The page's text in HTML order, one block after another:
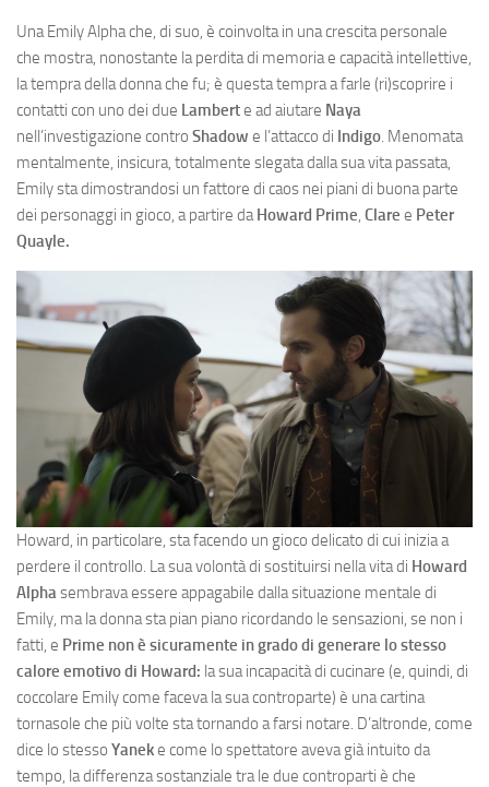
Una Emily Alpha che, di suo, è coinvolta in una crescita personale
che mostra, nonostante la perdita di memoria e capacità intellettive,
la tempra della donna che fu; è questa tempra a farle (ri)scoprire i
contatti con uno dei due Lamberte ad aiutare Naya
nell’investigazione contro Shadow e l’attacco di Indigo. Menomata
mentalmente, insicura, totalmente slegata dalla sua vita passata,
Emily sta dimostrandosi un fattore di caos nei piani di buona parte
dei personaggi in gioco, a partire daHoward Prime, Clare e Peter
Quayle.
Howard, in particolare, sta facendo un gioco delicato di cui inizia a
perdere il controllo. La sua volontà di sostituirsi nella vita di Howard
Alphasembrava essere appagabile dalla situazione mentale di
Emily, ma la donna sta pian piano ricordando le sensazioni, se non i
fatti, e Prime non è sicuramente in grado di generare lo stesso
calore emotivo di Howard: la sua incapacità di cucinare (e, quindi, di
coccolare Emily come faceva la sua controparte) è una cartina
tornasole che più volte sta tornando a farsi notare. D’altronde, come
dice lo stesso Yaneke come lo spettatore aveva già intuito da
tempo, la differenza sostanziale tra le due controparti è che